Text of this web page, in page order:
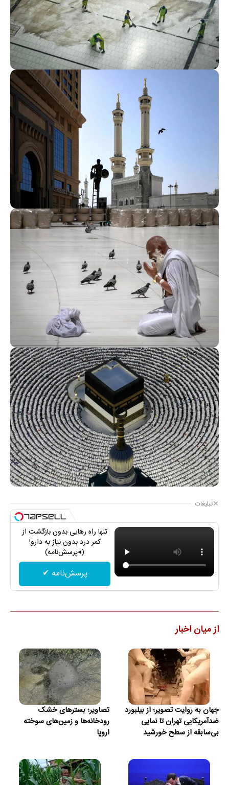
تبلیغات
تنها راه رهایی بدون بازگشت از
کمر درد بدون نیاز به دارو!
(◂پرسش‌نامه)
پرسش‌نامه ✔
از میان اخبار
جهان به روایت تصویر؛ از بیلبورد
ضدآمریکایی تهران تا نمایی
بی‌سابقه از سطح خورشید
تصاویر؛ بسترهای خشک
رودخانه‌ها و زمین‌های سوخته
اروپا